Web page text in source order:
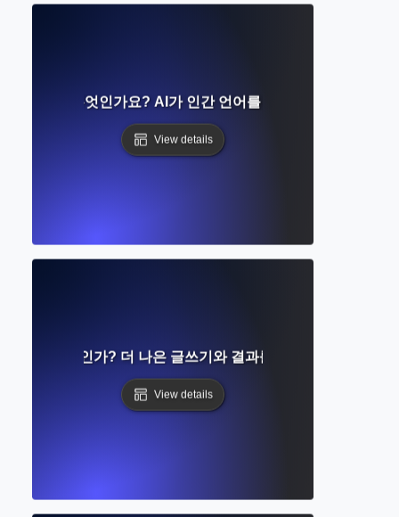
어 처리는 무엇인가요? AI가 인간 언어를 이해하는 가이드
View details
이란 무엇인가? 더 나은 글쓰기와 결과를 위한 AI 프롬프트
View details